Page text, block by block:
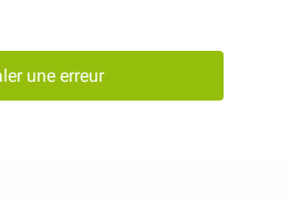
une erreur